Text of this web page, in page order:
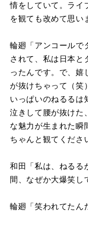
情をしていて。ライ
を観ても改めて思い
輪廻「アンコールで
されて、私は日本と
ったんです。で、嬉
が抜けちゃって（笑
いっぱいのねるるは
泣きして腰が抜けた
な魅力が生まれた瞬
ちゃんと観てくださ
和田「私は、ねるる
間、なぜか大爆笑し
輪廻「笑われてたん